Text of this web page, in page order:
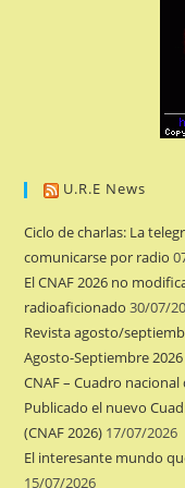
U.R.E News
Ciclo de charlas: La
comunicarse por radio
El CNAF 2026 no
radioaficionado 30/07/
Revista agosto/
Agosto-Septiembre
CNAF – Cuadro
Publicado el nuevo
(CNAF 2026) 17/07/2026
El interesante mundo
15/07/2026